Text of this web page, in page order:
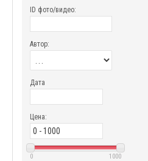
ID фото/видео:
Автор:
Дата
Цена:
0 1000